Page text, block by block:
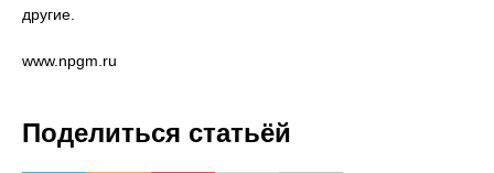
другие.
www.npgm.ru
Поделиться статьёй